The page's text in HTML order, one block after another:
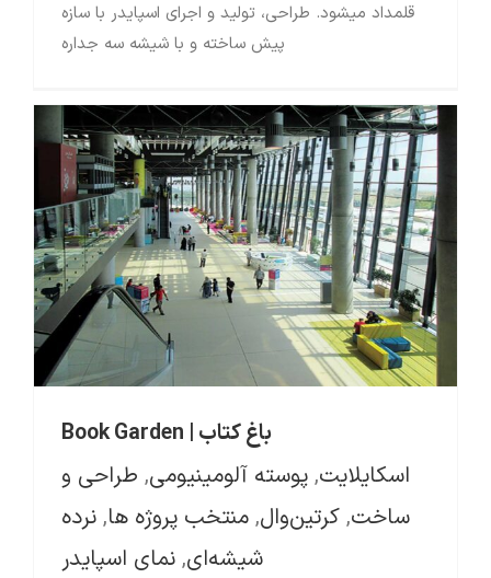
قلمداد میشود. طراحی، تولید و اجرای اسپایدر با سازه
پیش ساخته و با شیشه سه جداره
باغ کتاب | Book Garden
اسکایلایت, پوسته آلومینیومی, طراحی و
ساخت, کرتین‌وال, منتخب پروژه ها, نرده
شیشه‌ای, نمای اسپایدر